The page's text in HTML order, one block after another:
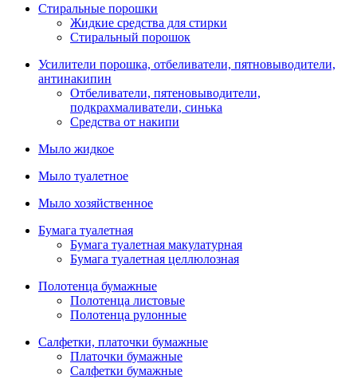
Стиральные порошки
Жидкие средства для стирки
Стиральный порошок
Усилители порошка, отбеливатели, пятновыводители,
антинакипин
Отбеливатели, пятеновыводители,
подкрахмаливатели, синька
Средства от накипи
Мыло жидкое
Мыло туалетное
Мыло хозяйственное
Бумага туалетная
Бумага туалетная макулатурная
Бумага туалетная целлюлозная
Полотенца бумажные
Полотенца листовые
Полотенца рулонные
Салфетки, платочки бумажные
Платочки бумажные
Салфетки бумажные